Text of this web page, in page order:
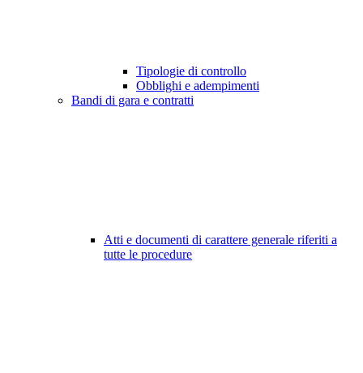
Tipologie di controllo
Obblighi e adempimenti
Bandi di gara e contratti
Atti e documenti di carattere generale riferiti a
tutte le procedure